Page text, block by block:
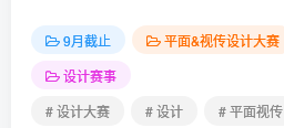
9月截止 平面&视传设计大赛
设计赛事
# 设计大赛
# 设计 # 平面视传